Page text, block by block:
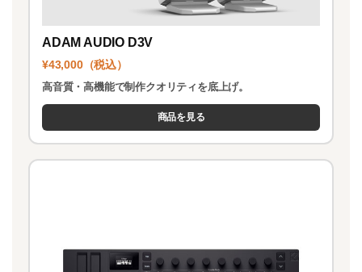
ADAM AUDIO D3V
¥43,000（税込）
高音質・高機能で制作クオリティを底上げ。
商品を見る